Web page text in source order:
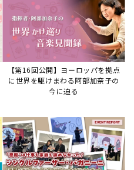
【第16回公開】ヨーロッパを拠点
に世界を駆けまわる阿部加奈子の
今に迫る